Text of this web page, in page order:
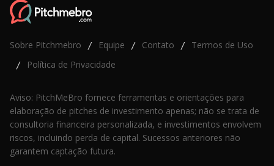
Sobre Pitchmebro / Equipe / Contato / Termos de Uso
/ Política de Privacidade
Aviso: PitchMeBro fornece ferramentas e orientações para
elaboração de pitches de investimento apenas; não se trata de
consultoria financeira personalizada, e investimentos envolvem
riscos, incluindo perda de capital. Sucessos anteriores não
garantem captação futura.